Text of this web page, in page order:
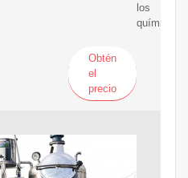
los
químicos
Obtén
el
precio